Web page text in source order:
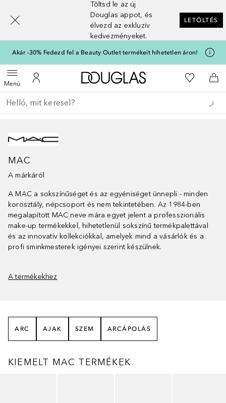
Töltsd le az új
Douglas appot, és
élvezd az exkluzív
kedvezményeket.
LETÖLTÉS
Akár -30% Fedezd fel a Beauty Outlet termékeit hihetetlen áron!
MenüMenü megnyitása
A fiókomhoz
A Douglas Főoldalra
A
Menj vissza
Keresés végrehajtása
MAC
A márkáról
A MAC a sokszínűséget és az egyéniséget ünnepli - minden
korosztály, népcsoport és nem tekintetében. Az 1984-ben
megalapított MAC neve mára egyet jelent a professzionális
make-up termékekkel, hihetetlenül sokszínű termékpalettával
és az innovatív kollekciókkal, amelyek mind a vásárlók és a
profi sminkmesterek igényei szerint készülnek.
A termékekhez
ARC AJAK SZEM ARCÁPOLÁS
KIEMELT MAC TERMÉKEK
[navigation.slideout.screenreader]